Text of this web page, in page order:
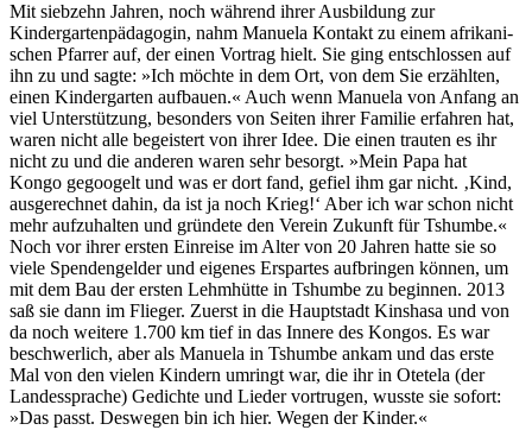
Mit siebzehn Jahren, noch während ihrer Ausbildung zur
Kindergartenpädagogin, nahm Manuela Kontakt zu einem afrikani-
schen Pfarrer auf, der einen Vortrag hielt. Sie ging entschlossen auf
ihn zu und sagte: »Ich möchte in dem Ort, von dem Sie erzählten,
einen Kindergarten aufbauen.« Auch wenn Manuela von Anfang an
viel Unterstützung, besonders von Seiten ihrer Familie erfahren hat,
waren nicht alle begeistert von ihrer Idee. Die einen trauten es ihr
nicht zu und die anderen waren sehr besorgt. »Mein Papa hat
Kongo gegoogelt und was er dort fand, gefiel ihm gar nicht. ‚Kind,
ausgerechnet dahin, da ist ja noch Krieg!‘ Aber ich war schon nicht
mehr aufzuhalten und gründete den Verein Zukunft für Tshumbe.«
Noch vor ihrer ersten Einreise im Alter von 20 Jahren hatte sie so
viele Spendengelder und eigenes Erspartes aufbringen können, um
mit dem Bau der ersten Lehmhütte in Tshumbe zu beginnen. 2013
saß sie dann im Flieger. Zuerst in die Hauptstadt Kinshasa und von
da noch weitere 1.700 km tief in das Innere des Kongos. Es war
beschwerlich, aber als Manuela in Tshumbe ankam und das erste
Mal von den vielen Kindern umringt war, die ihr in Otetela (der
Landessprache) Gedichte und Lieder vortrugen, wusste sie sofort:
»Das passt. Deswegen bin ich hier. Wegen der Kinder.«